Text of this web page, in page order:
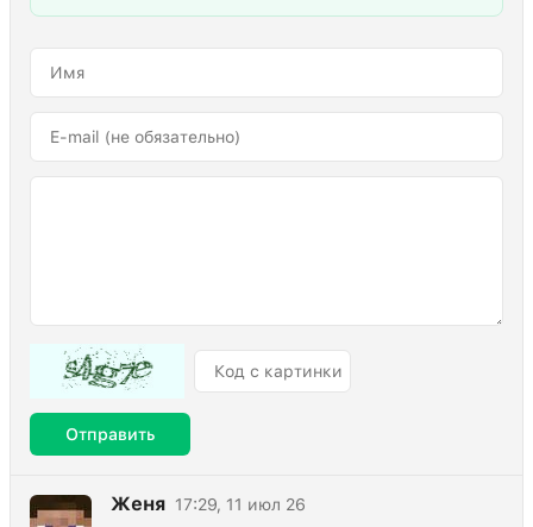
Отправить
Женя 17:29, 11 июл 26